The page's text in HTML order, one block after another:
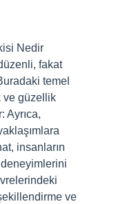
Nedir
fakat
temel
ve güzellik
Ayrıca,
insanların
ve